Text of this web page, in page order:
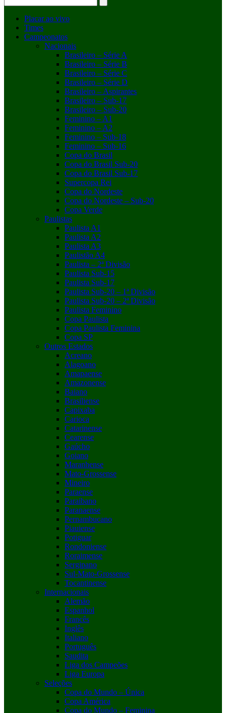
Placar ao vivo
Times
Campeonatos
Nacionais
Brasileiro – Série A
Brasileiro – Série B
Brasileiro – Série C
Brasileiro – Série D
Brasileiro – Aspirantes
Brasileiro – Sub-17
Brasileiro – Sub-20
Feminino – A1
Feminino – A2
Feminino – Sub-18
Feminino – Sub-16
Copa do Brasil
Copa do Brasil Sub-20
Copa do Brasil Sub-17
Supercopa Rei
Copa do Nordeste
Copa do Nordeste – Sub-20
Copa Verde
Paulistas
Paulista A1
Paulista A2
Paulista A3
Paulistão A4
Paulista – 2ª Divisão
Paulista Sub-15
Paulista Sub-17
Paulista Sub-20 – 1ª Divisão
Paulista Sub-20 – 2ª Divisão
Paulista Feminino
Copa Paulista
Copa Paulista Feminina
Copa SP
Outros Estados
Acreano
Alagoano
Amapaense
Amazonense
Baiano
Brasiliense
Capixaba
Carioca
Catarinense
Cearense
Gaúcho
Goiano
Maranhense
Mato-Grossense
Mineiro
Paraense
Paraibano
Paranaense
Pernambucano
Piauiense
Potiguar
Rondoniense
Roraimense
Sergipano
Sul-Mato-Grossense
Tocantinense
Internacionais
Alemão
Espanhol
Francês
Inglês
Italiano
Português
Saudita
Liga dos Campeões
Liga Europa
Seleções
Copa do Mundo – Única
Copa América
Copa do Mundo – Feminina